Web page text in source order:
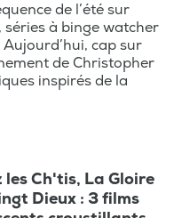
de l’été sur
séries à binge watcher
cap sur
de Christopher
inspirés de la
les Ch'tis, La Gloire
Dieux : 3 films